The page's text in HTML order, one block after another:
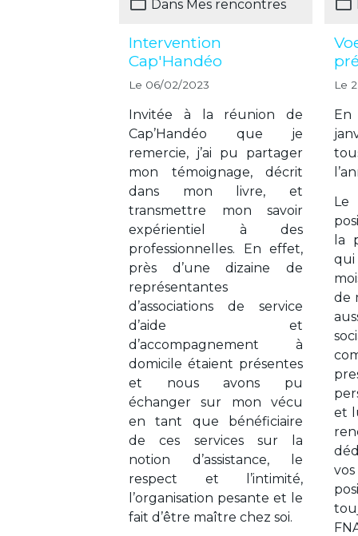
Dans Mes rencontres
Intervention
Cap'Handéo
Le 06/02/2023
Invitée à la réunion de
Cap’Handéo que je
remercie, j’ai pu partager
mon témoignage, décrit
dans mon livre, et
transmettre mon savoir
expérientiel à des
professionnelles. En effet,
près d’une dizaine de
représentantes
d’associations de service
d’aide et
d’accompagnement à
domicile étaient présentes
et nous avons pu
échanger sur mon vécu
en tant que bénéficiaire
de ces services sur la
notion d’assistance, le
respect et l’intimité,
l’organisation pesante et le
fait d’être maître chez soi.
Le
En
Le
la
de
et